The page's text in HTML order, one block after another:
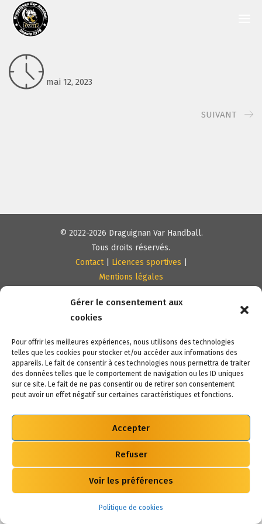
Gérer le consentement aux
cookies
Pour offrir les meilleures expériences, nous utilisons des technologies
telles que les cookies pour stocker et/ou accéder aux informations des
appareils. Le fait de consentir à ces technologies nous permettra de traiter
des données telles que le comportement de navigation ou les ID uniques
sur ce site. Le fait de ne pas consentir ou de retirer son consentement
peut avoir un effet négatif sur certaines caractéristiques et fonctions.
Accepter
Refuser
Voir les préférences
Politique de cookies
mai 12, 2023
SUIVANT
© 2022-2026 Draguignan Var Handball.
Tous droits réservés.
Contact| Licences sportives
Mentions légales